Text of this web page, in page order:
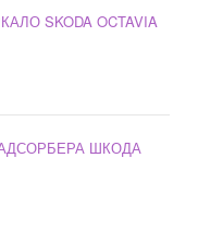
SKODA OCTAVIA
ШКОДА